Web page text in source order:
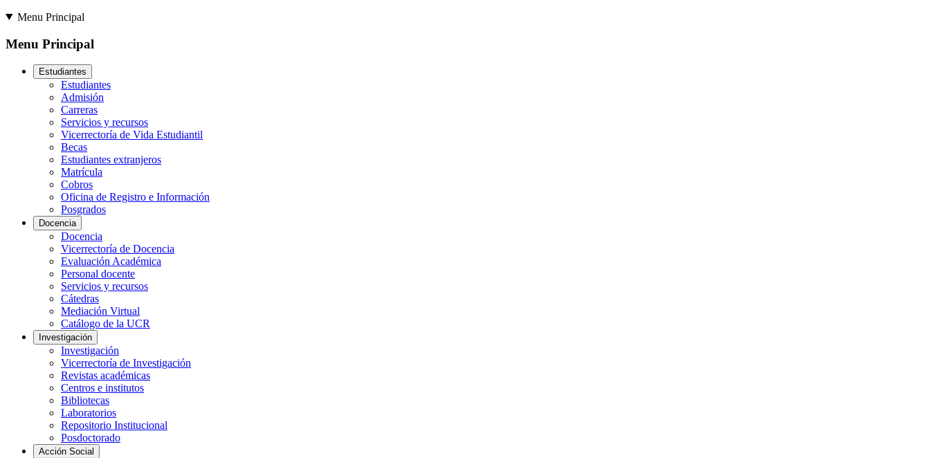
Menu Principal
Menu Principal
Estudiantes
Estudiantes
Admisión
Carreras
Servicios y recursos
Vicerrectoría de Vida Estudiantil
Becas
Estudiantes extranjeros
Matrícula
Cobros
Oficina de Registro e Información
Posgrados
Docencia
Docencia
Vicerrectoría de Docencia
Evaluación Académica
Personal docente
Servicios y recursos
Cátedras
Mediación Virtual
Catálogo de la UCR
Investigación
Investigación
Vicerrectoría de Investigación
Revistas académicas
Centros e institutos
Bibliotecas
Laboratorios
Repositorio Institucional
Posdoctorado
Acción Social